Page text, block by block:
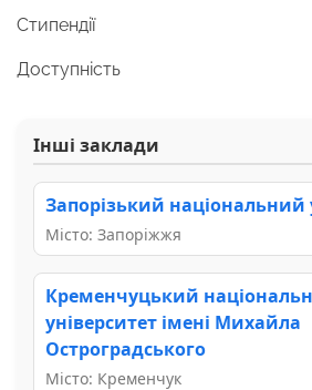
Стипендії
Доступність
Інші заклади
Запорізький національний
Місто: Запоріжжя
Кременчуцький
університет імені Михайла
Остроградського
Місто: Кременчук